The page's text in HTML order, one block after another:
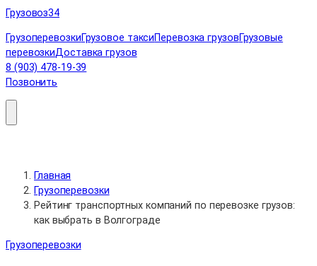
Перейти
содержимому
Грузовоз34
ГрузоперевозкиГрузовое таксиПеревозка грузовГрузовые
перевозкиДоставка грузов
8 (903) 478-19-39
Позвонить
Главная
Грузоперевозки
Рейтинг транспортных компаний по перевозке грузов:
как выбрать в Волгограде
Грузоперевозки